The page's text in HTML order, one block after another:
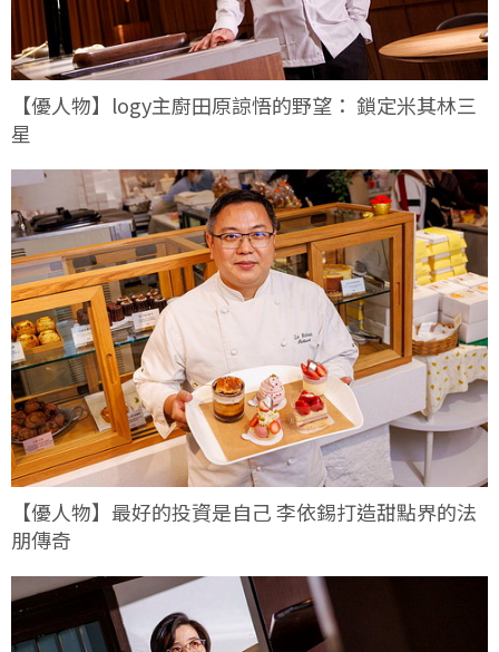
【優人物】logy主廚田原諒悟的野望： 鎖定米其林三
星
【優人物】最好的投資是自己 李依錫打造甜點界的法
朋傳奇